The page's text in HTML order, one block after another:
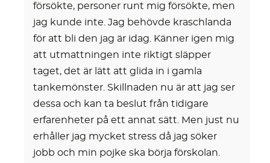
försökte, personer runt mig försökte, men
jag kunde inte. Jag behövde kraschlanda
för att bli den jag är idag. Känner igen mig
att utmattningen inte riktigt släpper
taget, det är lätt att glida in i gamla
tankemönster. Skillnaden nu är att jag ser
dessa och kan ta beslut från tidigare
erfarenheter på ett annat sätt. Men just nu
erhåller jag mycket stress då jag söker
jobb och min pojke ska börja förskolan.